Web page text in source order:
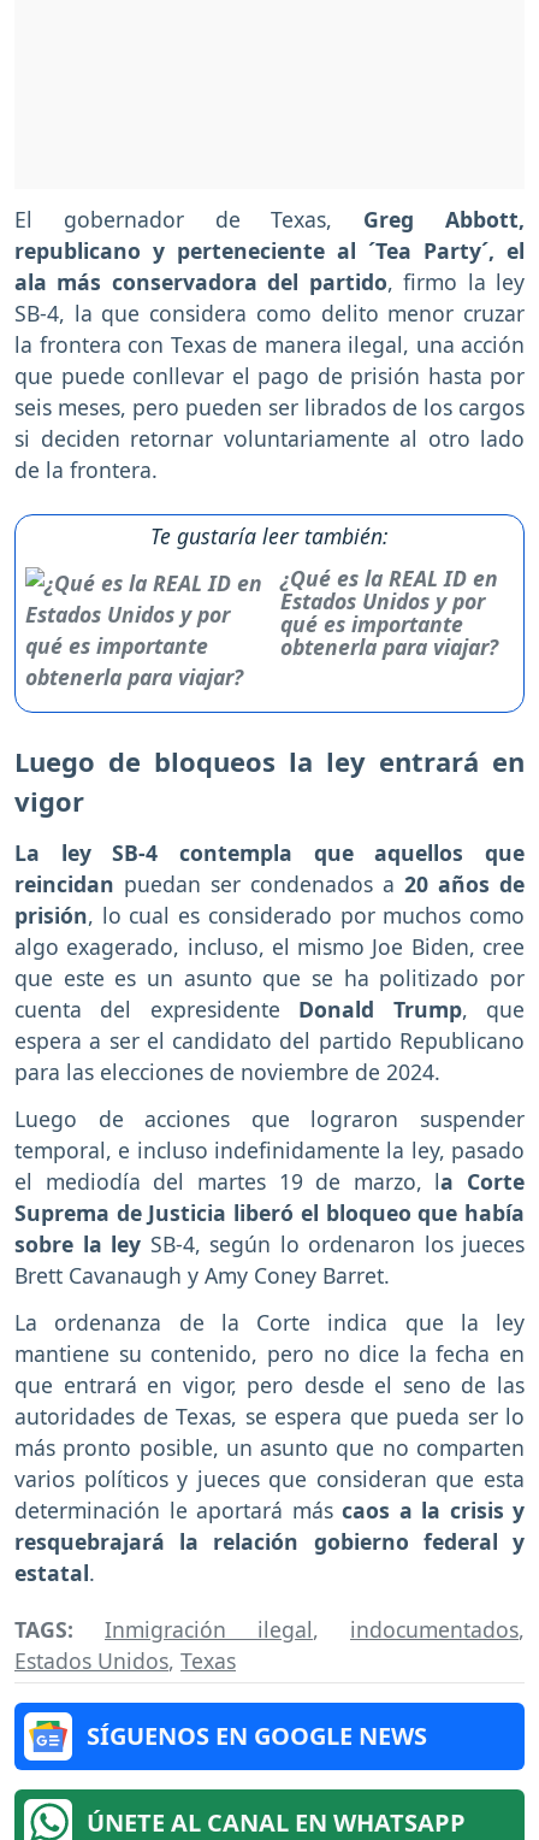
El gobernador de Texas, Greg Abbott,
republicano y perteneciente al ´Tea Party´, el
ala más conservadora del partido, firmo la ley
SB-4, la que considera como delito menor cruzar
la frontera con Texas de manera ilegal, una acción
que puede conllevar el pago de prisión hasta por
seis meses, pero pueden ser librados de los cargos
si deciden retornar voluntariamente al otro lado
de la frontera.
Te gustaría leer también:
¿Qué es la REAL ID en
Estados Unidos y por
qué es importante
obtenerla para viajar?
Luego de bloqueos la ley entrará en
vigor
La ley SB-4 contempla que aquellos que
reincidan puedan ser condenados a 20 años de
prisión, lo cual es considerado por muchos como
algo exagerado, incluso, el mismo Joe Biden, cree
que este es un asunto que se ha politizado por
cuenta del expresidente Donald Trump, que
espera a ser el candidato del partido Republicano
para las elecciones de noviembre de 2024.
Luego de acciones que lograron suspender
temporal, e incluso indefinidamente la ley, pasado
el mediodía del martes 19 de marzo, la Corte
Suprema de Justicia liberó el bloqueo que había
sobre la ley SB-4, según lo ordenaron los jueces
Brett Cavanaugh y Amy Coney Barret.
La ordenanza de la Corte indica que la ley
mantiene su contenido, pero no dice la fecha en
que entrará en vigor, pero desde el seno de las
autoridades de Texas, se espera que pueda ser lo
más pronto posible, un asunto que no comparten
varios políticos y jueces que consideran que esta
determinación le aportará más caos a la crisis y
resquebrajará la relación gobierno federal y
estatal.
TAGS: Inmigración ilegal, indocumentados,
Estados Unidos, Texas
SÍGUENOS EN GOOGLE NEWS
ÚNETE AL CANAL EN WHATSAPP